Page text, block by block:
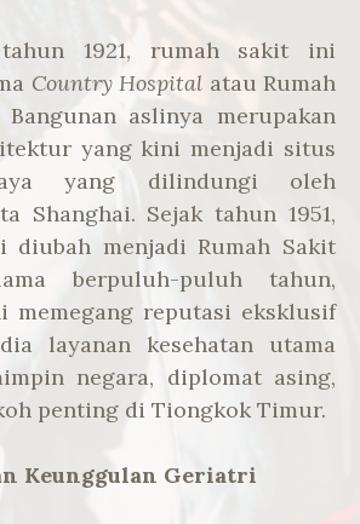
1921, rumah sakit ini
Country Hospital atau Rumah
Bangunan aslinya merupakan
yang kini menjadi situs
yang dilindungi oleh
Shanghai. Sejak tahun 1951,
diubah menjadi Rumah Sakit
berpuluh-puluh tahun,
memegang reputasi eksklusif
layanan kesehatan utama
negara, diplomat asing,
penting di Tiongkok Timur.
Keunggulan Geriatri